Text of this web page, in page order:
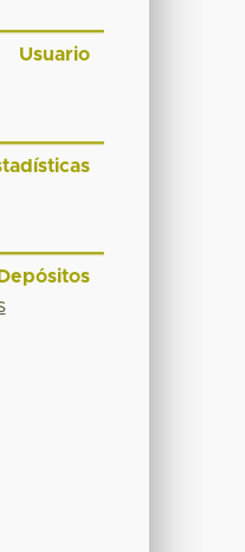
Usuario
Depósitos